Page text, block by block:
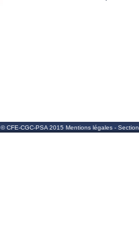
© CFE-CGC-PSA 2015 Mentions légales -